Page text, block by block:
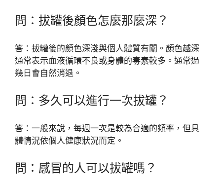
問：拔罐後顏色怎麼那麼深？
答：拔罐後的顏色深淺與個人體質有關。顏色越深
通常表示血液循環不良或身體的毒素較多。通常過
幾日會自然消退。
問：多久可以進行一次拔罐？
答：一般來說，每週一次是較為合適的頻率，但具
體情況依個人健康狀況而定。
問：感冒的人可以拔罐嗎？